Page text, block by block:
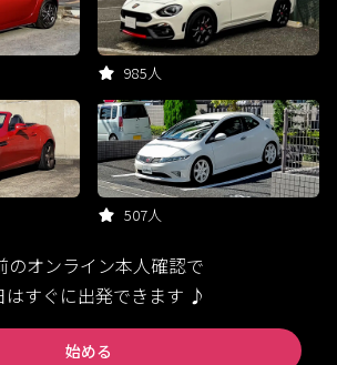
985人
507人
のオンライン本人確認で
はすぐに出発できます ♪
始める